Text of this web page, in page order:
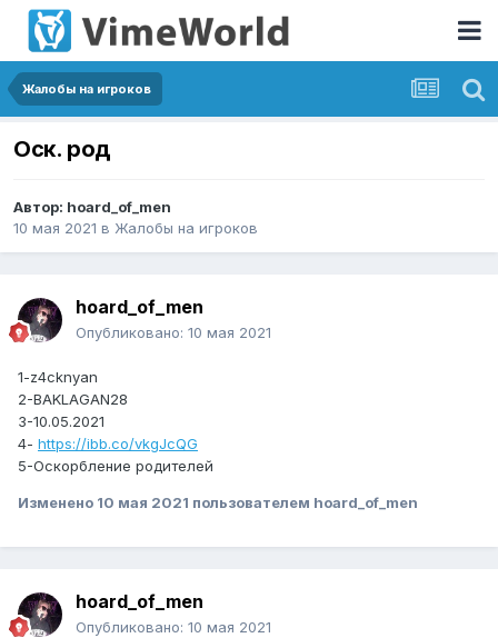
Жалобы на игроков
Оск. род
Автор: hoard_of_men
10 мая 2021 в Жалобы на игроков
hoard_of_men
Опубликовано: 10 мая 2021
1-z4cknyan
2-BAKLAGAN28
3-10.05.2021
4- https://ibb.co/vkgJcQG
5-Оскорбление родителей
Изменено 10 мая 2021 пользователем hoard_of_men
hoard_of_men
Опубликовано: 10 мая 2021